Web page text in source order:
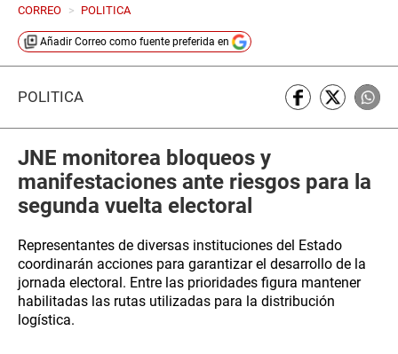
CORREO > POLITICA
Añadir Correo como fuente preferida en
POLÍTICA
JNE monitorea bloqueos y
manifestaciones ante riesgos para la
segunda vuelta electoral
Representantes de diversas instituciones del Estado
coordinarán acciones para garantizar el desarrollo de la
jornada electoral. Entre las prioridades figura mantener
habilitadas las rutas utilizadas para la distribución
logística.